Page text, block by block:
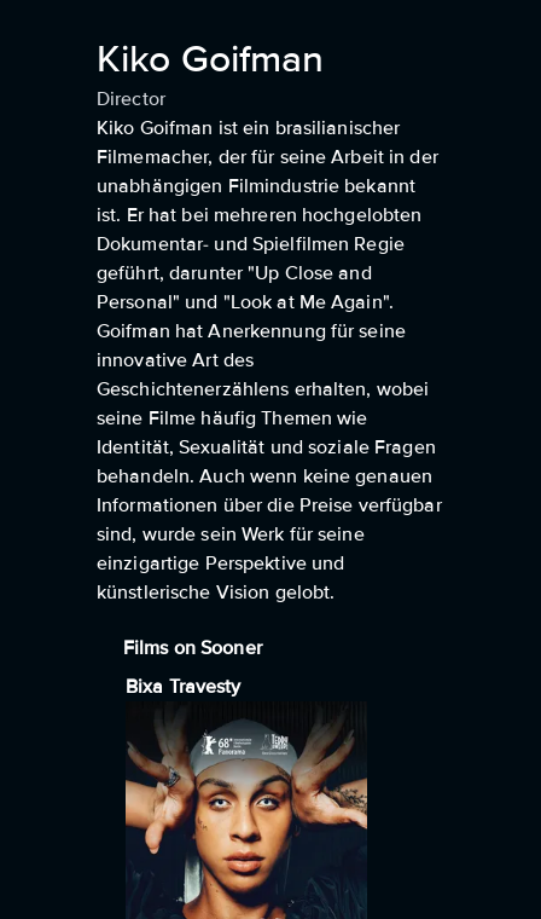
Kiko Goifman
Director
Kiko Goifman ist ein brasilianischer
Filmemacher, der für seine Arbeit in der
unabhängigen Filmindustrie bekannt
ist. Er hat bei mehreren hochgelobten
Dokumentar- und Spielfilmen Regie
geführt, darunter "Up Close and
Personal" und "Look at Me Again".
Goifman hat Anerkennung für seine
innovative Art des
Geschichtenerzählens erhalten, wobei
seine Filme häufig Themen wie
Identität, Sexualität und soziale Fragen
behandeln. Auch wenn keine genauen
Informationen über die Preise verfügbar
sind, wurde sein Werk für seine
einzigartige Perspektive und
künstlerische Vision gelobt.
Films on Sooner
Bixa Travesty